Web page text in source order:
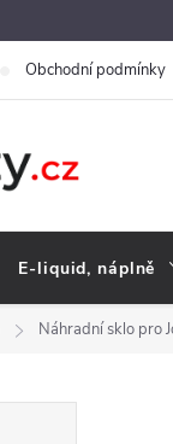
Obchodní podmínky
E-liquid, náplně
Náhradní sklo pro